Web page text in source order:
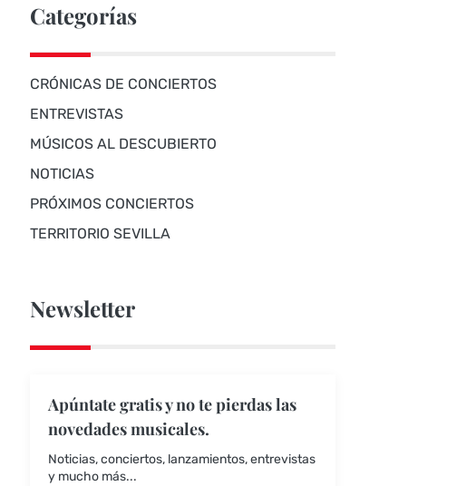
Categorías
CRÓNICAS DE CONCIERTOS
ENTREVISTAS
MÚSICOS AL DESCUBIERTO
NOTICIAS
PRÓXIMOS CONCIERTOS
TERRITORIO SEVILLA
Newsletter
Apúntate gratis y no te pierdas las
novedades musicales.
Noticias, conciertos, lanzamientos, entrevistas
y mucho más...